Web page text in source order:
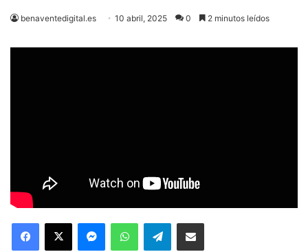
benaventedigital.es 10 abril, 2025 0 2 minutos leídos
Facebook
X MessengerWhatsAppTelegramCompartir via Email